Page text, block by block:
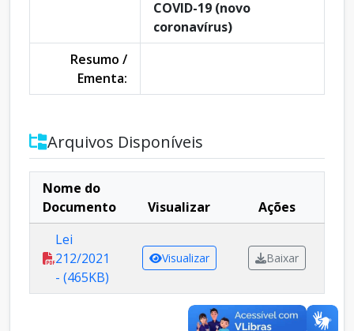
COVID-19 (novo
coronavírus)
Resumo /
Ementa:
Arquivos Disponíveis
Nome do
Documento
Visualizar
Ações
Lei
212/2021
- (465KB)
Visualizar Baixar